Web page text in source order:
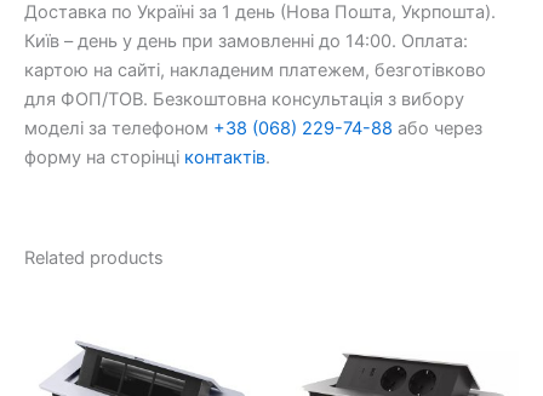
Доставка по Україні за 1 день (Нова Пошта, Укрпошта).
Київ – день у день при замовленні до 14:00. Оплата:
картою на сайті, накладеним платежем, безготівково
для ФОП/ТОВ. Безкоштовна консультація з вибору
моделі за телефоном +38 (068) 229-74-88 або через
форму на сторінці контактів.
Related products